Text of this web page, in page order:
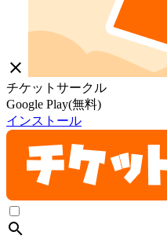
close
チケットサークル
Google Play(無料)
インストール
search